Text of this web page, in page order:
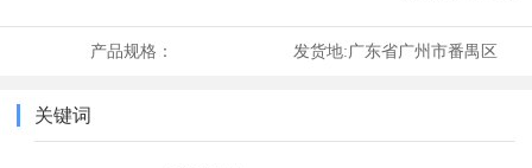
产品规格： 发货地:广东省广州市番禺区
关键词